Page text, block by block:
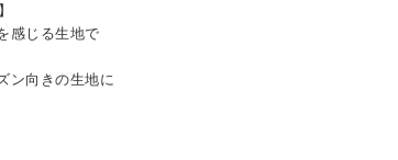
感じる生地で
ン向きの生地に